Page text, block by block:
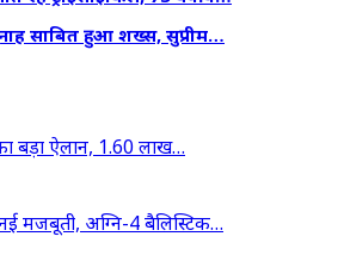
साबित हुआ शख्स, सुप्रीम…
बड़ा ऐलान, 1.60 लाख…
मजबूती, अग्नि-4 बैलिस्टिक…